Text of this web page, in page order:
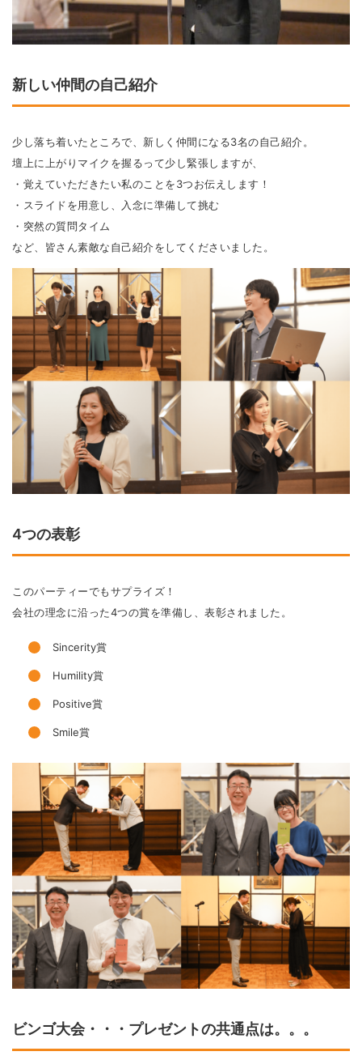
新しい仲間の自己紹介
少し落ち着いたところで、新しく仲間になる3名の自己紹介。
壇上に上がりマイクを握るって少し緊張しますが、
・覚えていただきたい私のことを3つお伝えします！
・スライドを用意し、入念に準備して挑む
・突然の質問タイム
など、皆さん素敵な自己紹介をしてくださいました。
4つの表彰
このパーティーでもサプライズ！
会社の理念に沿った4つの賞を準備し、表彰されました。
Sincerity賞
Humility賞
Positive賞
Smile賞
ビンゴ大会・・・プレゼントの共通点は。。。